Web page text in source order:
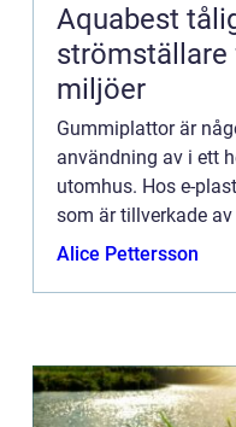
Aquabest tåliga vägguttag och
strömställare
miljöer
Gummiplattor är
användning av i ett
utomhus. Hos e-
som är tillverkade
gummiplattor
Alice Pettersson